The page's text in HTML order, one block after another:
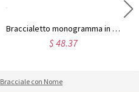
Braccialetto monogramma in argento sterling personalizzato per lui/lei
$ 48.37
Bracciale con Nome